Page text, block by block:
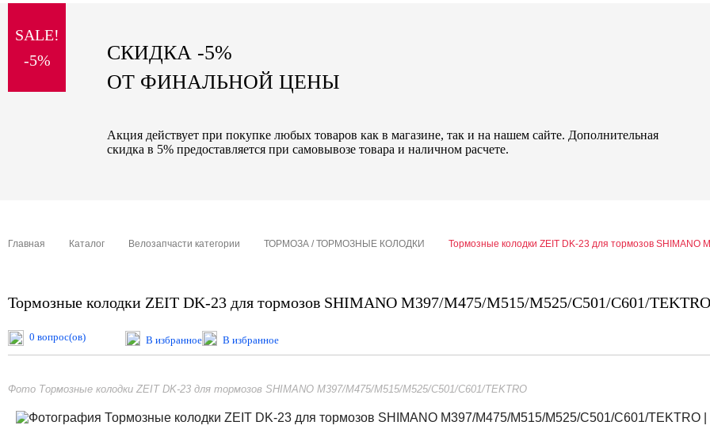
special price
SALE!
-5%
СКИДКА -5%
ОТ ФИНАЛЬНОЙ ЦЕНЫ
Акция действует при покупке любых товаров как в магазине, так и на нашем сайте. Дополнительная
скидка в 5% предоставляется при самовывозе товара и наличном расчете.
Главная Каталог Велозапчасти категории ТОРМОЗА / ТОРМОЗНЫЕ КОЛОДКИ Тормозные колодки ZEIT DK-23 для тормозов SHIMANO
Тормозные колодки ZEIT DK-23 для тормозов SHIMANO M397/M475/M515/M525/C501/C601/TEKTRO
0 вопрос(ов) В избранное В избранное
Фото Тормозные колодки ZEIT DK-23 для тормозов SHIMANO M397/M475/M515/M525/C501/C601/TEKTRO